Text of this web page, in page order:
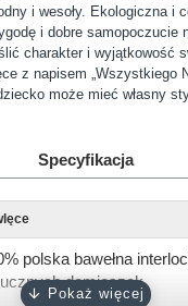
i wesoły. Ekologiczna i
i dobre samopoczucie
charakter i wyjątkowość
z napisem „Wszystkiego
może mieć własny
Specyfikacja
polska bawełna
domieszek